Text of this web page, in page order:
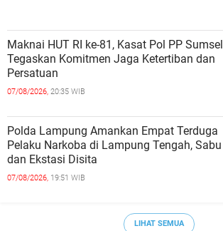
Maknai HUT RI ke-81, Kasat Pol PP Sumsel
Tegaskan Komitmen Jaga Ketertiban dan
Persatuan
07/08/2026, 20:35 WIB
Polda Lampung Amankan Empat Terduga
Pelaku Narkoba di Lampung Tengah, Sabu
dan Ekstasi Disita
07/08/2026, 19:51 WIB
LIHAT SEMUA